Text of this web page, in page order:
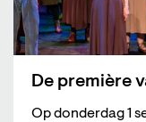
De première
Op donderdag 1